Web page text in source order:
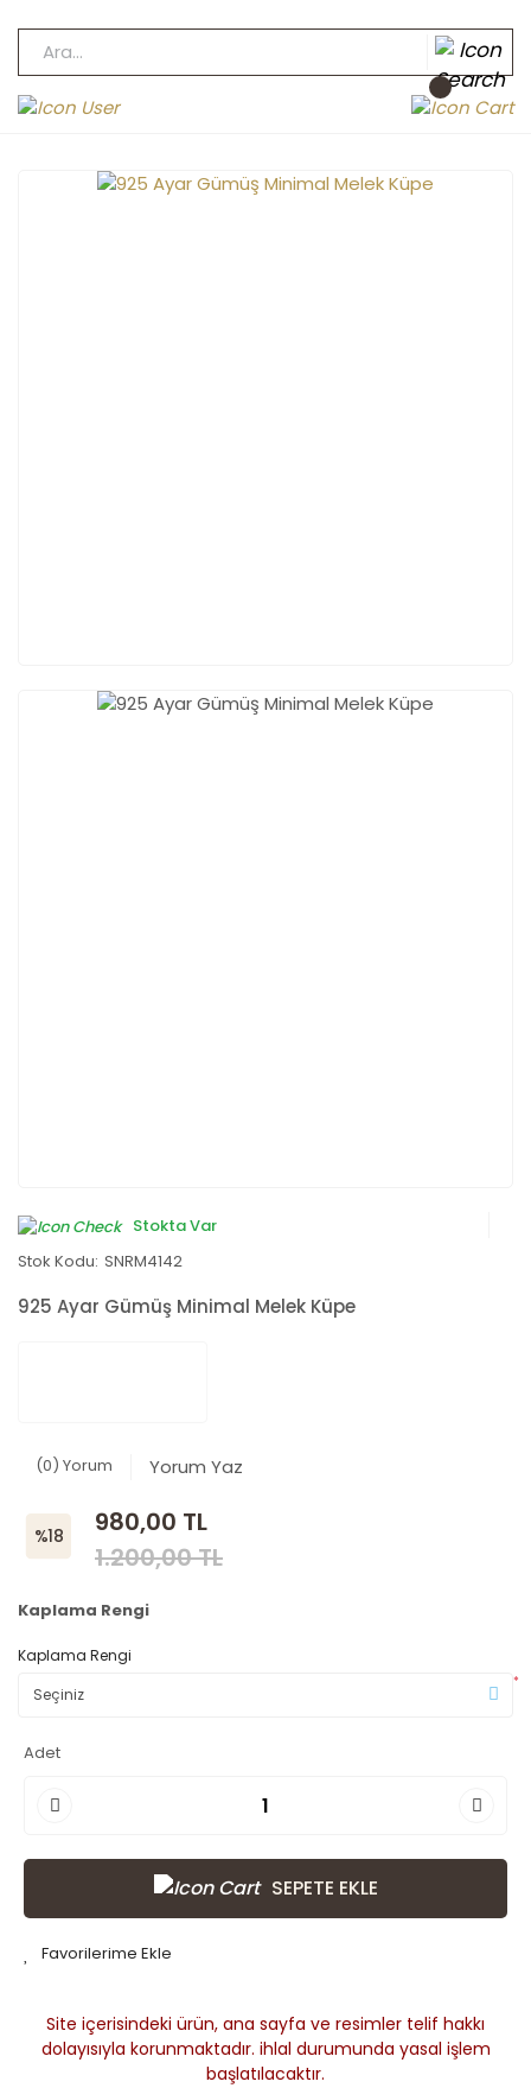
Stokta Var
Stok Kodu: SNRM4142
925 Ayar Gümüş Minimal Melek Küpe
(0) Yorum Yorum Yaz
%18
980,00 TL
1.200,00 TL
Kaplama Rengi
Kaplama Rengi
*
Adet
SEPETE EKLE
Site içerisindeki ürün, ana sayfa ve resimler telif hakkı
dolayısıyla korunmaktadır. ihlal durumunda yasal işlem
başlatılacaktır.